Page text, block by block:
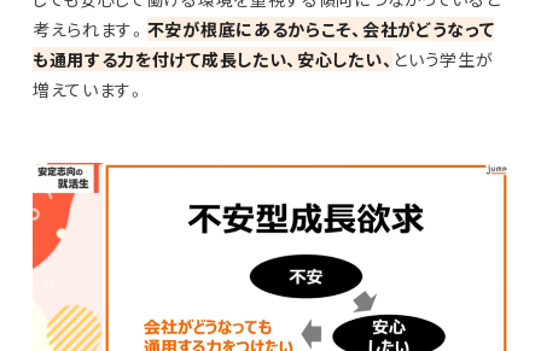
考えられます。 不安が根底にあるからこそ、会社がどうなって
も通用する力を付けて成長したい、安心したい、 という学生が
増えています。